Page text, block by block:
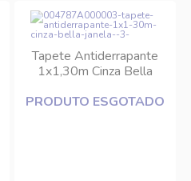
Tapete Antiderrapante
1x1,30m Cinza Bella
PRODUTO ESGOTADO